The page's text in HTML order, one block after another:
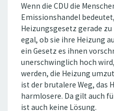
Wenn die CDU die
Emissionshandel
Heizungsgesetz gerade
egal, ob sie ihre Heizung
ein Gesetz es ihnen
unerschwinglich hoch
werden, die Heizung
ist der brutalere Weg, das
harmlosere. Da gilt auch
ist auch keine Lösung.